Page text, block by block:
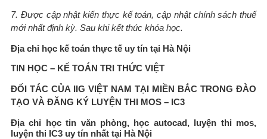
7. Được cập nhật kiến thực kế toán, cập nhật chính sách thuế
mới nhất định kỳ. Sau khi kết thúc khóa học.
Địa chỉ học kế toán thực tế uy tín tại Hà Nội
TIN HỌC – KẾ TOÁN TRI THỨC VIỆT
ĐỐI TÁC CỦA IIG VIỆT NAM TẠI MIỀN BẮC TRONG ĐÀO
TẠO VÀ ĐĂNG KÝ LUYỆN THI MOS – IC3
Địa chỉ học tin văn phòng, học autocad, luyện thi mos,
luyện thi IC3 uy tín nhất tại Hà Nội